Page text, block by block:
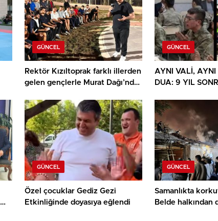
GÜNCEL
Rektör Kızıltoprak farklı illerden
gelen gençlerle Murat Dağı’nda
GÜNCEL
AYNI VALİ, AYNI
DUA: 9 YIL
GÜNCEL
Özel çocuklar Gediz Gezi
Etkinliğinde doyasıya eğlendi
GÜNCEL
Samanlıkta
Belde halkından